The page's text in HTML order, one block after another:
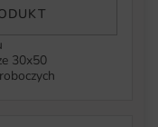
30x50